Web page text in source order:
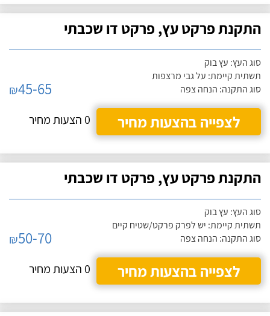
התקנת פרקט עץ, פרקט דו שכבתי
סוג העץ: עץ בוק
תשתית קיימת: על גבי מרצפות
סוג התקנה: הנחה צפה
₪45-65
לצפייה בהצעות מחיר
0 הצעות מחיר
התקנת פרקט עץ, פרקט דו שכבתי
סוג העץ: עץ בוק
תשתית קיימת: יש לפרק פרקט/שטיח קיים
סוג התקנה: הנחה צפה
₪50-70
לצפייה בהצעות מחיר
0 הצעות מחיר